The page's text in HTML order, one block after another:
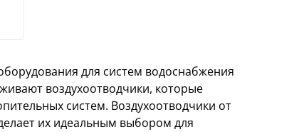
для систем водоснабжения
воздухоотводчики, которые
систем. Воздухоотводчики от
их идеальным выбором для